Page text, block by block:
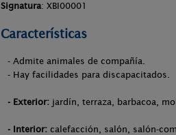
Signatura: XBI00001
Características
- Admite animales de compañía.
- Hay facilidades para discapacitados.
- Exterior: jardín, terraza, barbacoa,
- Interior: calefacción, salón, salón-